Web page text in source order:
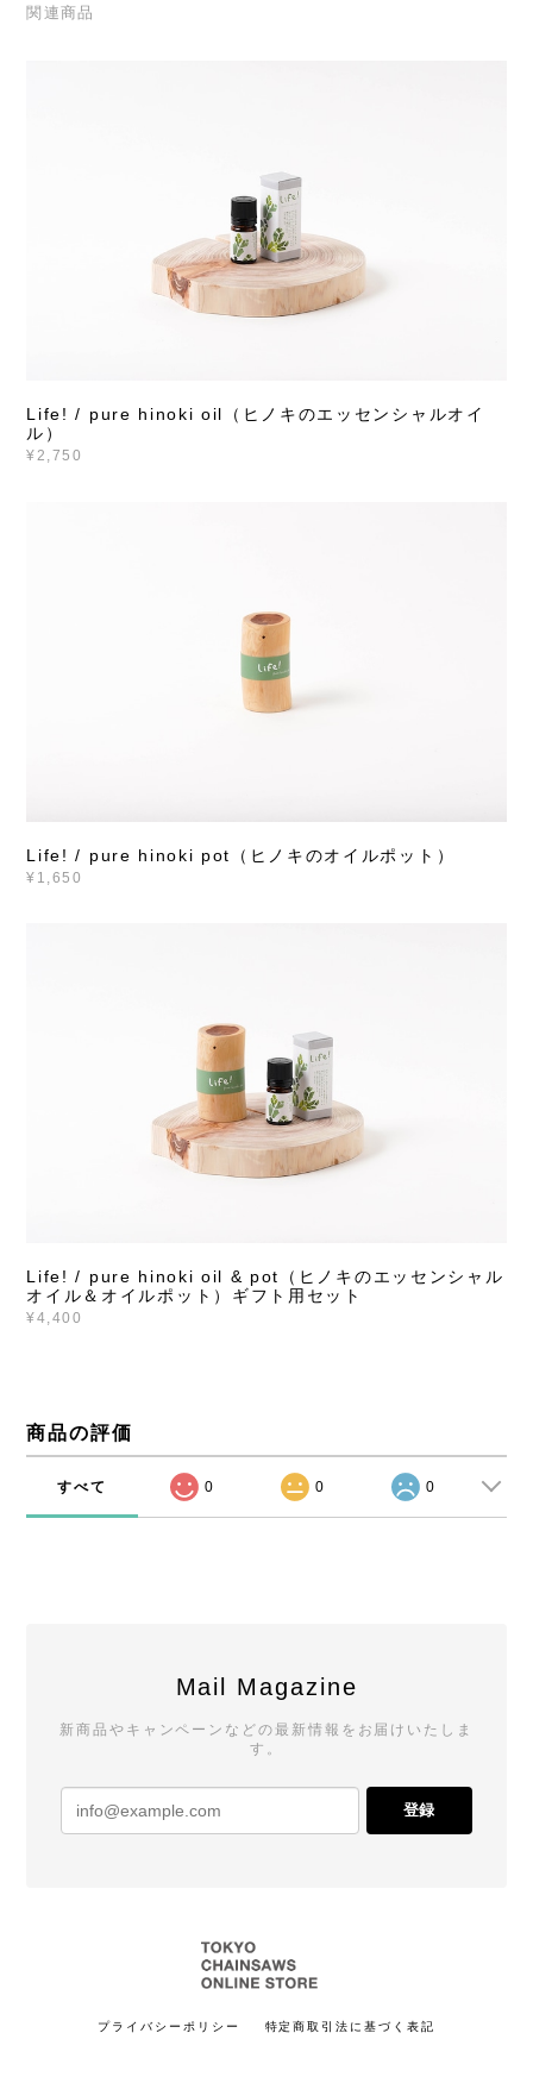
関連商品
Life! / pure hinoki oil（ヒノキのエッセンシャルオイ
ル）
¥2,750
Life! / pure hinoki pot（ヒノキのオイルポット）
¥1,650
Life! / pure hinoki oil & pot（ヒノキのエッセンシャル
オイル＆オイルポット）ギフト用セット
¥4,400
商品の評価
すべて 0 0 0
Mail Magazine
新商品やキャンペーンなどの最新情報をお届けいたしま
す。
登録
プライバシーポリシー 特定商取引法に基づく表記